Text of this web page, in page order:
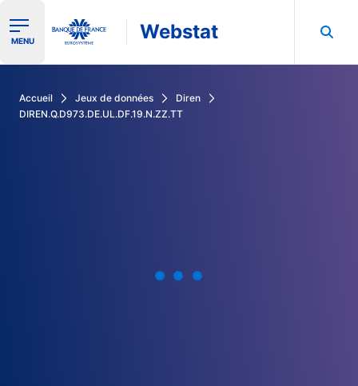
Ouvrir le menu de navigation
MENU Webstat
Accueil Jeux de données
Diren
DIREN.Q.D973.DE.UL.DF.19.N.ZZ.TT